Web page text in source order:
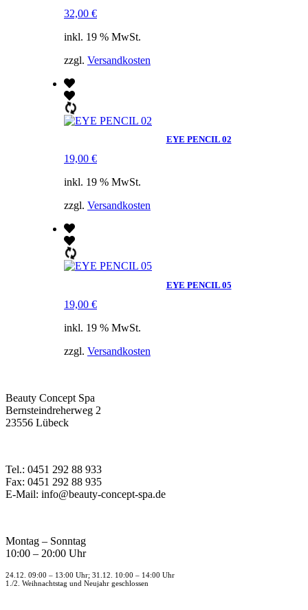
32,00 €
inkl. 19 % MwSt.
zzgl. Versandkosten
EYE PENCIL 02
19,00 €
inkl. 19 % MwSt.
zzgl. Versandkosten
EYE PENCIL 05
19,00 €
inkl. 19 % MwSt.
zzgl. Versandkosten
Beauty Concept Spa
Bernsteindreherweg 2
23556 Lübeck
Tel.: 0451 292 88 933
Fax: 0451 292 88 935
E-Mail: info@beauty-concept-spa.de
Montag – Sonntag
10:00 – 20:00 Uhr
24.12. 09:00 – 13:00 Uhr; 31.12. 10:00 – 14:00 Uhr
1./2. Weihnachtstag und Neujahr geschlossen